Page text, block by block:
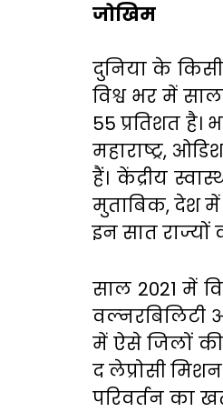
जोखिम
दुनिया के
विश्व भर में
55 प्रतिशत है।
महाराष्ट्र,
हैं। केंद्रीय
मुताबिक, देश में
इन सात राज्यों
साल 2021 में
वल्नरबिलिटी
में ऐसे जिलों की
द लेप्रोसी
परिवर्तन का